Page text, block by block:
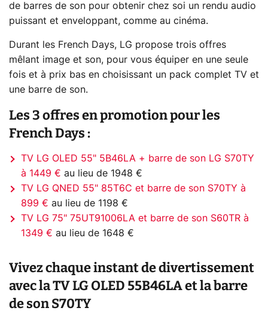
de barres de son pour obtenir chez soi un rendu audio
puissant et enveloppant, comme au cinéma.
Durant les French Days, LG propose trois offres
mêlant image et son, pour vous équiper en une seule
fois et à prix bas en choisissant un pack complet TV et
une barre de son.
Les 3 offres en promotion pour les
French Days :
TV LG OLED 55" 5B46LA + barre de son LG S70TY
à 1449 € au lieu de 1948 €
TV LG QNED 55" 85T6C et barre de son S70TY à
899 € au lieu de 1198 €
TV LG 75" 75UT91006LA et barre de son S60TR à
1349 € au lieu de 1648 €
Vivez chaque instant de divertissement
avec la TV LG OLED 55B46LA et la barre
de son S70TY